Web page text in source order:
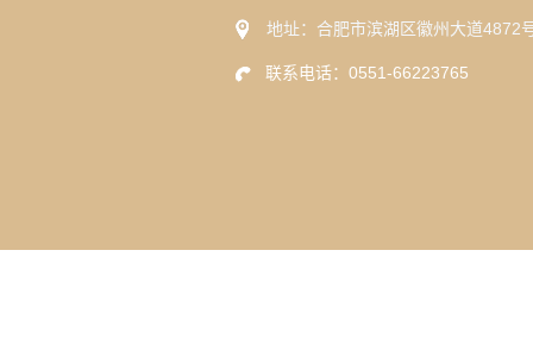
地址：合肥市滨湖区徽州大道4872
联系电话：0551-66223765